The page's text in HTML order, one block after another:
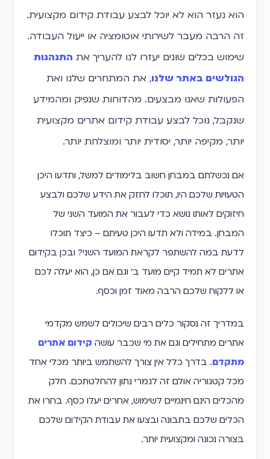
הוא נעזר הוא לא יוכל לבצע עבודת קידום מקצועית.
זה הרבה מעבר לשירותי אוטומציה או ייעול העבודה.
שימוש בכלים שונים יעזרו לנו להעריך את התנהגות
הגולשים באתר שלנו, את המתחרים שלנו ואת
הפעולות שאנו מבצעים. מהדוחות שנפיק ומהמידע
שנקבל, נוכל לבצע עבודת קידום אתרים מקצועית
יותר, מקיפה יותר, יסודית יותר ומוצלחת יותר.
אם נכשלתם במבחן חשוב בלימודים למשל, ותדעו היכן
הטעויות שלכם היו, תוכלו לחזק את הידע שלכם ולבצע
חיזוקים לאותו נושא כדי לעבור את המועד השני של
המבחן. במידה ולא תדעו היכן טעיתם – כיצד תוכלו
לדעת במה להשתפר לקראת המועד השני? ובכן בקידום
אתרים לא תמיד קיים מועד ב' וגם אם כן, הוא יעלה לכם
או ללקוח שלכם הרבה מאוד זמן וכסף.
במדריך זה נסקור כלים רבים שיכולים לשמש מקדמי
אתרים מתחילים וגם את מי שכבר עושה קידום אתרים
מתקדם. בדרך כלל אין צורך להשתמש ביותר מכלי אחד
מכל קטגוריה אולם זה לגמרי נתון להחלטתכם. חלק
מהכלים הינם חינמיים לשימוש, אחרים יעלו כסף. בחרו את
הכלים שלכם בתבונה ובצעו את עבודת הקידום שלכם
בצורה נכונה ומקצועית יותר.